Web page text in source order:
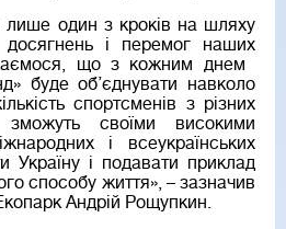
один з кроків на шляху
і перемог наших
що з кожним днем
буде об’єднувати навколо
спортсменів з різних
своїми високими
і всеукраїнських
Україну і подавати приклад
способу життя», – зазначив
Андрій Рощупкин.